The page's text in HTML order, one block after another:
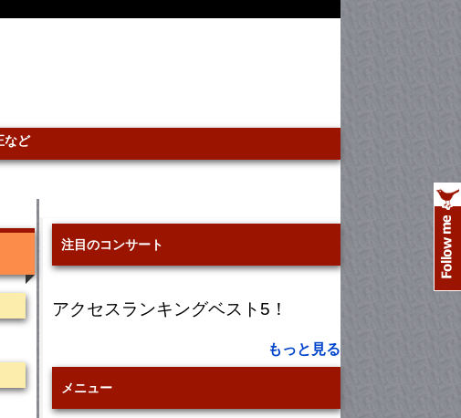
など
注目のコンサート
アクセスランキングベスト5！
もっと見る
メニュー